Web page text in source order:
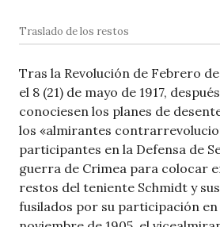
Traslado de los restos
Tras la Revolución de Febrero
el 8 (21) de mayo de 1917,
conociesen los planes de
los «almirantes
participantes en la Defensa de
guerra de Crimea para colocar
restos del teniente Schmidt y
fusilados por su participación